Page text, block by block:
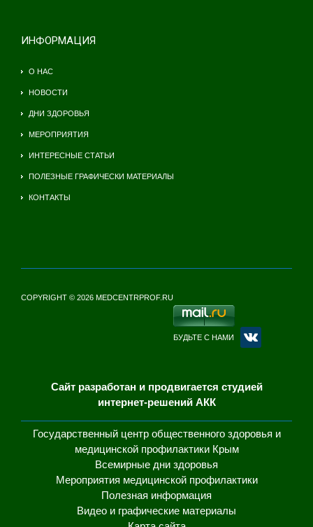
ИНФОРМАЦИЯ
О НАС
НОВОСТИ
ДНИ ЗДОРОВЬЯ
МЕРОПРИЯТИЯ
ИНТЕРЕСНЫЕ СТАТЬИ
ПОЛЕЗНЫЕ ГРАФИЧЕСКИ МАТЕРИАЛЫ
КОНТАКТЫ
COPYRIGHT © 2026 MEDCENTRPROF.RU
БУДЬТЕ С НАМИ
Сайт разработан и продвигается студией
интернет-решений АКК
Государственный центр общественного здоровья и
медицинской профилактики Крым
Всемирные дни здоровья
Мероприятия медицинской профилактики
Полезная информация
Видео и графические материалы